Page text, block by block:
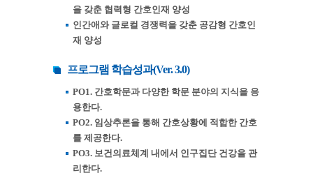
을 갖춘 협력형 간호인재 양성
인간애와 글로컬 경쟁력을 갖춘 공감형 간호인
재 양성
프로그램 학습성과(Ver. 3.0)
PO1. 간호학문과 다양한 학문 분야의 지식을 응
용한다.
PO2. 임상추론을 통해 간호상황에 적합한 간호
를 제공한다.
PO3. 보건의료체계 내에서 인구집단 건강을 관
리한다.